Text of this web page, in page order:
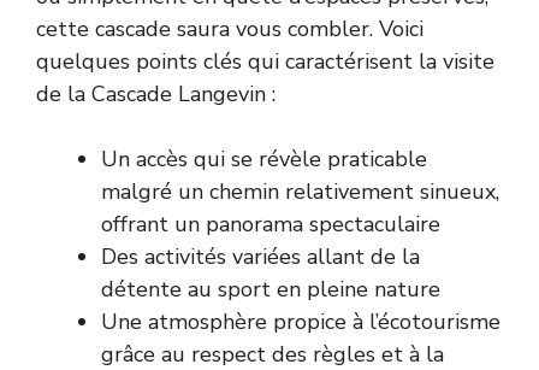
cette cascade saura vous combler. Voici
quelques points clés qui caractérisent la visite
de la Cascade Langevin :
Un accès qui se révèle praticable
malgré un chemin relativement sinueux,
offrant un panorama spectaculaire
Des activités variées allant de la
détente au sport en pleine nature
Une atmosphère propice à l’écotourisme
grâce au respect des règles et à la